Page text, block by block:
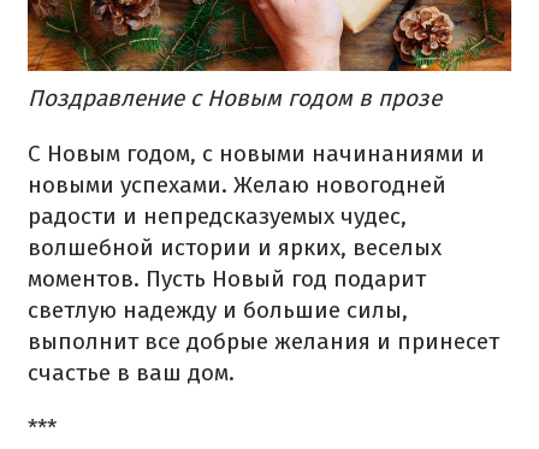
Поздравление с Новым годом в прозе
С Новым годом, с новыми начинаниями и
новыми успехами. Желаю новогодней
радости и непредсказуемых чудес,
волшебной истории и ярких, веселых
моментов. Пусть Новый год подарит
светлую надежду и большие силы,
выполнит все добрые желания и принесет
счастье в ваш дом.
***